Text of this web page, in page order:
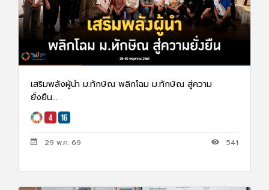
เสริมพลังผู้นำ ม.ทักษิณ พลิกโฉม ม.ทักษิณ สู่ความ
ยั่งยืน...
29 พ.ค. 69 541